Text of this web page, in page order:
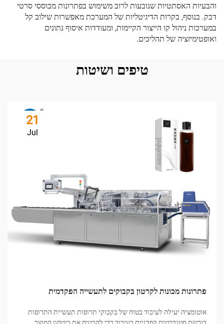
והבעיות האסתטיות שנובעות לרוב משימוש בפתרונות מבוססי סרטי
דבק. בנוסף, בקרות הדיגיטליות של המערכת מאפשרות שילוב קל
במערכות ניהול קו הייצור הקיימות, ומעודדות איסוף נתונים
ואופטימיזציה של תהליכים.
טיפים ושיטות
21
Jul
פתרונות מכונות לקרטון בקבוקים לתעשייה הפקדמית
אוטומציה יעילה לעיבוד בטוח של בקבוקי תרופות תעשיית התרופות